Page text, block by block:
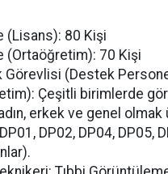
(Lisans): 80 Kişi
(Ortaöğretim): 70 Kişi
Görevlisi (Destek
Çeşitli birimlerde
erkek ve genel
DP02, DP04, DP05,